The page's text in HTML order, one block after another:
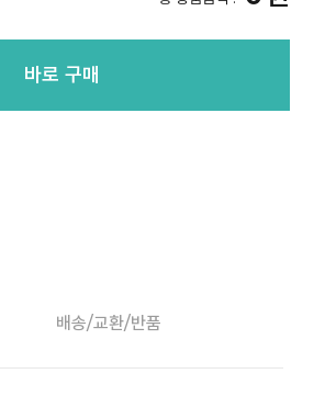
바로 구매
배송/교환/반품